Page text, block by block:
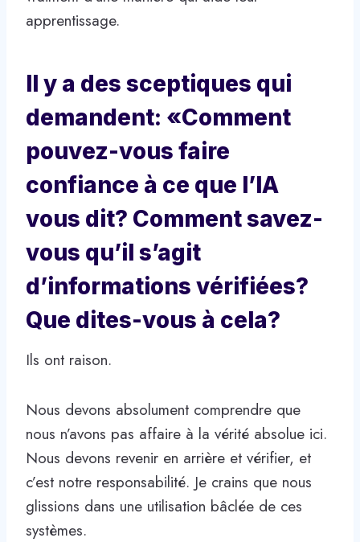
apprentissage.
Il y a des sceptiques qui
demandent: «Comment
pouvez-vous faire
confiance à ce que l’IA
vous dit? Comment savez-
vous qu’il s’agit
d’informations vérifiées?
Que dites-vous à cela?
Ils ont raison.
Nous devons absolument comprendre que
nous n’avons pas affaire à la vérité absolue ici.
Nous devons revenir en arrière et vérifier, et
c’est notre responsabilité. Je crains que nous
glissions dans une utilisation bâclée de ces
systèmes.